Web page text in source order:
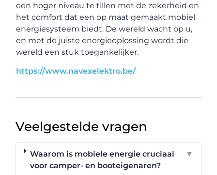
een hoger niveau te tillen met de zekerheid en
het comfort dat een op maat gemaakt mobiel
energiesysteem biedt. De wereld wacht op u,
en met de juiste energieoplossing wordt die
wereld een stuk toegankelijker.
https://www.navexelektro.be/
Veelgestelde vragen
Waarom is mobiele energie cruciaal
voor camper- en booteigenaren?
▼